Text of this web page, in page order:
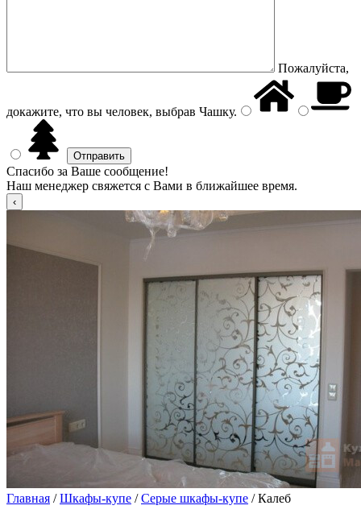
Пожалуйста,
докажите, что вы человек, выбрав Чашку.
Спасибо за Ваше сообщение!
Наш менеджер свяжется с Вами в ближайшее время.
Главная /Шкафы-купе /Серые шкафы-купе / Калеб